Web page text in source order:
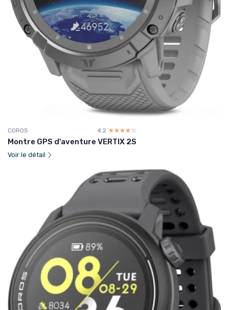
COROS 4.2 ☆☆☆☆☆
★★★★★
Montre GPS d'aventure VERTIX 2S
Voir le détail